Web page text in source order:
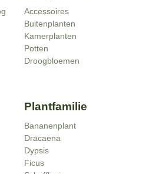
Accessoires
Buitenplanten
Kamerplanten
Potten
Droogbloemen
Plantfamilie
Bananenplant
Dracaena
Dypsis
Ficus